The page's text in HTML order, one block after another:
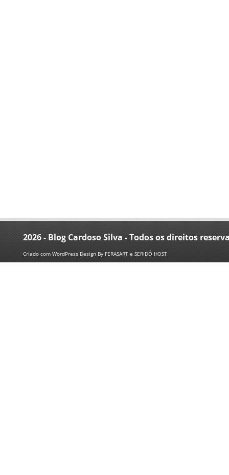
2026 - Blog Cardoso Silva - Todos os direitos
Criado com WordPress Design By FERASART e SERIDÓ HOST